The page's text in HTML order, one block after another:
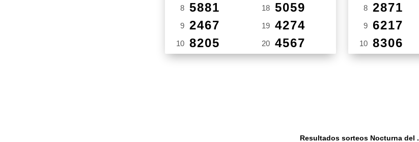
8 5881
9 2467
10 8205
18 5059
19 4274
20 4567
8 2871
9 6217
10 8306
Resultados sorteos Nocturna del .